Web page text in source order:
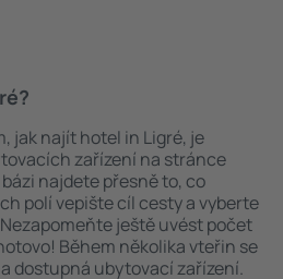
jak najít hotel in Ligré, je
zařízení na stránce
najdete přesně to, co
polí vepište cíl cesty a vyberte
ještě uvést počet
Během několika vteřin se
dostupná ubytovací zařízení.